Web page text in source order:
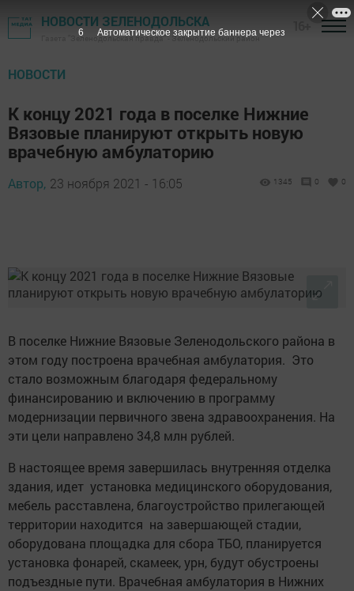
НОВОСТИ ЗЕЛЕНОДОЛЬСКА
Газета "Зеленодольская правда" - Зеленодольский район
НОВОСТИ
К концу 2021 года в поселке Нижние
Вязовые планируют открыть новую
врачебную амбулаторию
Автор, 23 ноября 2021 - 16:05 1345 0 0
В поселке Нижние Вязовые Зеленодольского района в
этом году построена врачебная амбулатория. Это
стало возможным благодаря федеральному
финансированию и включению в программу
модернизации первичного звена здравоохранения. На
эти цели направлено 34,8 млн рублей.
В настоящее время завершилась внутренняя отделка
здания, идет установка медицинского оборудования,
мебель расставлена, благоустройство прилегающей
территории находится на завершающей стадии,
оборудована площадка для сбора ТБО, планируется
установка фонарей, скамеек, урн, будут обустроены
подъездные пути. Врачебная амбулатория в Нижних
5 Автоматическое закрытие баннера через